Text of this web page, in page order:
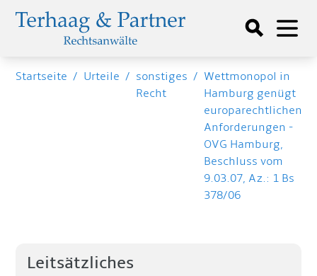
Startseite / Urteile / sonstiges
Recht
/ Wettmonopol in
Hamburg genügt
europarechtlichen
Anforderungen -
OVG Hamburg,
Beschluss vom
9.03.07, Az.: 1 Bs
378/06
Leitsätzliches